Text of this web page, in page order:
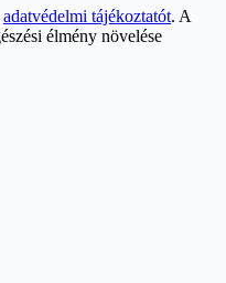
adatvédelmi tájékoztatót. A
élmény növelése